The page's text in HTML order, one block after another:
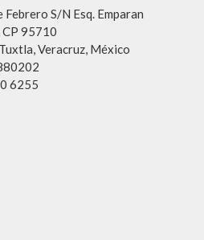
Febrero S/N Esq. Emparan
CP 95710
Veracruz, México
6255